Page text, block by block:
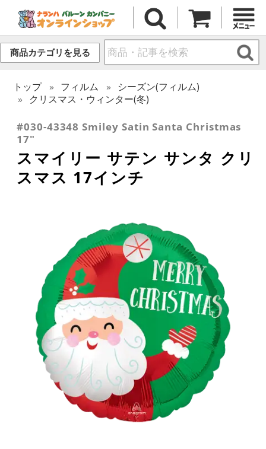
商品カテゴリを見る
トップ フィルム
シーズン(フィルム)
クリスマス・ウィンター(冬)
#030-43348 Smiley Satin Santa Christmas
17"
スマイリー サテン サンタ クリ
スマス 17インチ